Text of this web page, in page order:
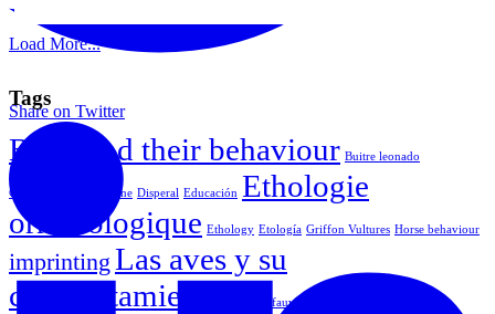
Share on Twitter
Load More...
Tags
Birds and their behaviour Buitre leonado
Comportamiento equine Disperal Educación Ethologie
ornithologique Ethology Etología Griffon Vultures Horse behaviour
imprinting Las aves y su
comportamiento
Vautour fauve